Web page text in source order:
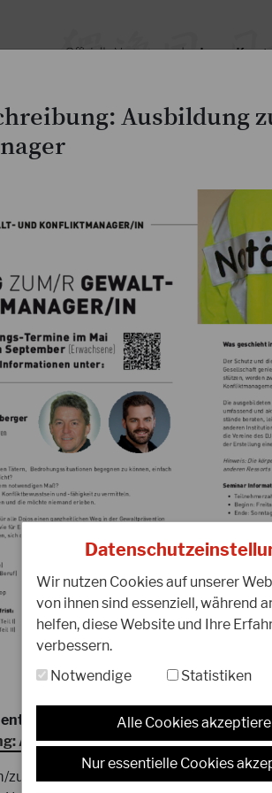
Wir nutzen Cookies auf unserer
von ihnen sind essenziell, während
helfen, diese Website und Ihre
verbessern.
Notwendige
Statistiken
Alle Cookies
Nur essentielle Cookies
JKA-Magazine
Aktuelle
12.08.2025
Gasshuku 2027 auf
Meinung zählt!
Liebe Karateka, für das Jahr
der Gasshuku e.V., das Gasshuku
wunderschönen Nordseeinsel Föhr
stattfinden zu lassen!
Ausbildung
nicht zufällig -
Ausbildung zum DJKB-Gewalt- &
zur DJKB-Gewalt- und